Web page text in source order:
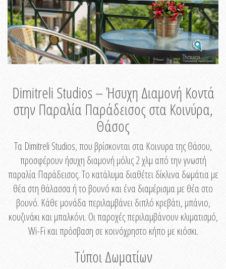
Dimitreli Studios – Ήσυχη Διαμονή Κοντά
στην Παραλία Παράδεισος στα Κοινύρα,
Θάσος
Τα Dimitreli Studios, που βρίσκονται στα Κοινυρα της Θάσου,
προσφέρουν ήσυχη διαμονή μόλις 2 χλμ από την γνωστή
παραλία Παράδεισος. Το κατάλυμα διαθέτει δίκλινα δωμάτια με
θέα στη θάλασσα ή το βουνό και ένα διαμέρισμα με θέα στο
βουνό. Κάθε μονάδα περιλαμβάνει διπλό κρεβάτι, μπάνιο,
κουζινάκι και μπαλκόνι. Οι παροχές περιλαμβάνουν κλιματισμό,
Wi-Fi και πρόσβαση σε κοινόχρηστο κήπο με κιόσκι.
Τύποι Δωματίων